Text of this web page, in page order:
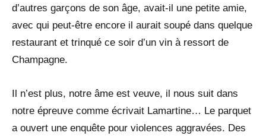
d’autres garçons de son âge, avait-il une petite amie,
avec qui peut-être encore il aurait soupé dans quelque
restaurant et trinqué ce soir d’un vin à ressort de
Champagne.
Il n’est plus, notre âme est veuve, il nous suit dans
notre épreuve comme écrivait Lamartine… Le parquet
a ouvert une enquête pour violences aggravées. Des